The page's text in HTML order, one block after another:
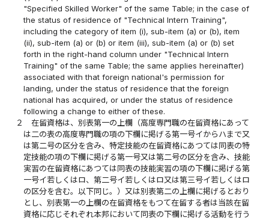
"Specified Skilled Worker" of the same Table; in the case of
the status of residence of "Technical Intern Training",
including the category of item (i), sub-item (a) or (b), item
(ii), sub-item (a) or (b) or item (iii), sub-item (a) or (b) set
forth in the right-hand column under "Technical Intern
Training" of the same Table; the same applies hereinafter)
associated with that foreign national's permission for
landing, under the status of residence that the foreign
national has acquired, or under the status of residence
following a change to either of these.
２
在留資格は、別表第一の上欄（高度専門職の在留資格にあって
は二の表の高度専門職の項の下欄に掲げる第一号イからハまで又
は第二号の区分を含み、特定技能の在留資格にあつては同表の特
定技能の項の下欄に掲げる第一号又は第二号の区分を含み、技能
実習の在留資格にあつては同表の技能実習の項の下欄に掲げる第
一号イ若しくはロ、第二号イ若しくはロ又は第三号イ若しくはロ
の区分を含む。以下同じ。）又は別表第二の上欄に掲げるとおり
とし、別表第一の上欄の在留資格をもつて在留する者は当該在留
資格に応じそれぞれ本邦において同表の下欄に掲げる活動を行う